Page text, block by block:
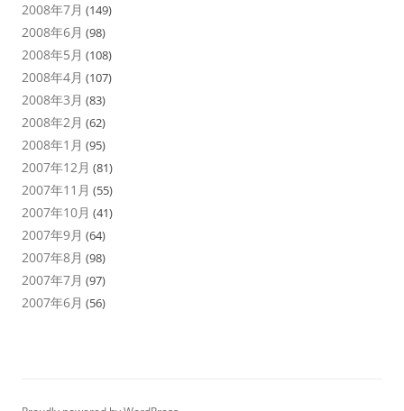
2008年7月 (149)
2008年6月 (98)
2008年5月 (108)
2008年4月 (107)
2008年3月 (83)
2008年2月 (62)
2008年1月 (95)
2007年12月 (81)
2007年11月 (55)
2007年10月 (41)
2007年9月 (64)
2007年8月 (98)
2007年7月 (97)
2007年6月 (56)